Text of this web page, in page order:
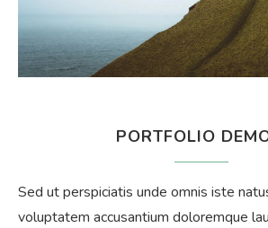
PORTFOLIO
Sed ut perspiciatis unde omnis iste
voluptatem accusantium doloremque